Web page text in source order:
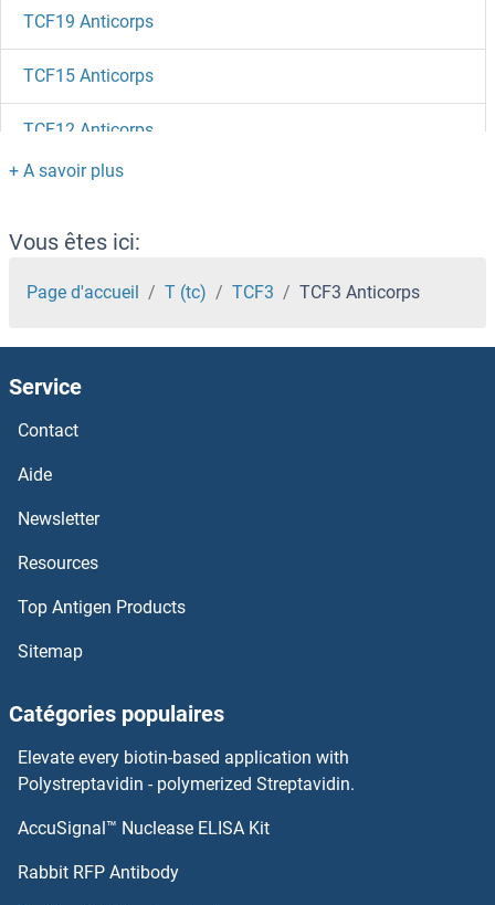
TCF19 Anticorps
TCF15 Anticorps
TCF12 Anticorps
TCERG1 Anticorps
TCEB3B Anticorps
TCEB3 Anticorps
TCEB2 Anticorps
TCEB1 Anticorps
TCEAL8 Anticorps
TCEAL7 Anticorps
TCEAL6 Anticorps
TCEAL4 Anticorps
TCEAL3 Anticorps
TCEAL2 Anticorps
Vous êtes ici:
Page d'accueil T (tc) TCF3 TCF3 Anticorps
Service
Contact
Aide
Newsletter
Resources
Top Antigen Products
Sitemap
Catégories populaires
Elevate every biotin-based application with
Polystreptavidin - polymerized Streptavidin.
AccuSignal™ Nuclease ELISA Kit
Rabbit RFP Antibody